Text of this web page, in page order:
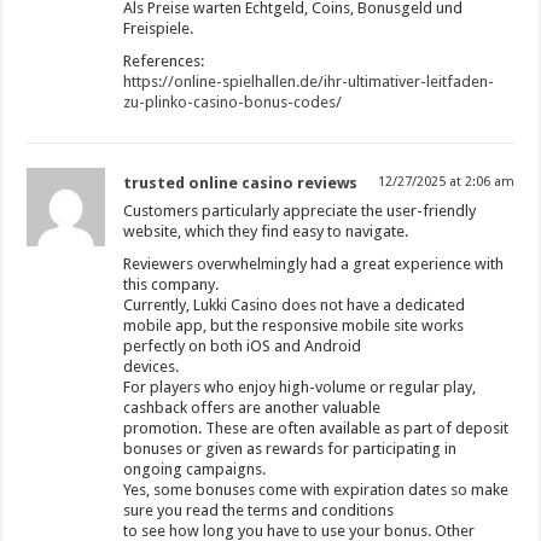
Als Preise warten Echtgeld, Coins, Bonusgeld und
Freispiele.
References:
https://online-spielhallen.de/ihr-ultimativer-leitfaden-
zu-plinko-casino-bonus-codes/
trusted online casino reviews 12/27/2025 at 2:06 am
Customers particularly appreciate the user-friendly
website, which they find easy to navigate.
Reviewers overwhelmingly had a great experience with
this company.
Currently, Lukki Casino does not have a dedicated
mobile app, but the responsive mobile site works
perfectly on both iOS and Android
devices.
For players who enjoy high-volume or regular play,
cashback offers are another valuable
promotion. These are often available as part of deposit
bonuses or given as rewards for participating in
ongoing campaigns.
Yes, some bonuses come with expiration dates so make
sure you read the terms and conditions
to see how long you have to use your bonus. Other